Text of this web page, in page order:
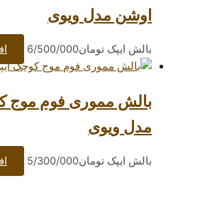
ویوی
6/500/000 افزودن به سبد خرید
فوم موج کوچک ایپک ریور
5/300/000 افزودن به سبد خرید